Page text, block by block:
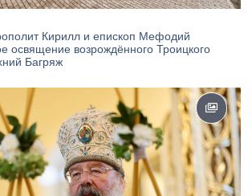
Кирилл и епископ Мефодий
освящение возрождённого Троицкого
Багряж